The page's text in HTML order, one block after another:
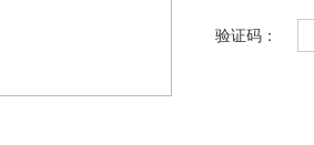
验证码：